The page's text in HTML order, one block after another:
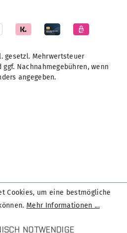
gesetzl. Mehrwertsteuer
ggf. Nachnahmegebühren, wenn
angegeben.
Cookies, um eine bestmögliche
Mehr Informationen ...
NOTWENDIGE